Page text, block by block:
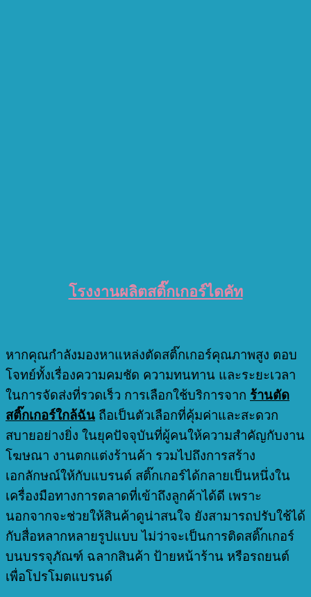
โรงงานผลิตสติ๊กเกอร์ไดคัท
หากคุณกำลังมองหาแหล่งตัดสติ๊กเกอร์คุณภาพสูง ตอบ
โจทย์ทั้งเรื่องความคมชัด ความทนทาน และระยะเวลา
ในการจัดส่งที่รวดเร็ว การเลือกใช้บริการจาก ร้านตัด
สติ๊กเกอร์ใกล้ฉัน ถือเป็นตัวเลือกที่คุ้มค่าและสะดวก
สบายอย่างยิ่ง ในยุคปัจจุบันที่ผู้คนให้ความสำคัญกับงาน
โฆษณา งานตกแต่งร้านค้า รวมไปถึงการสร้าง
เอกลักษณ์ให้กับแบรนด์ สติ๊กเกอร์ได้กลายเป็นหนึ่งใน
เครื่องมือทางการตลาดที่เข้าถึงลูกค้าได้ดี เพราะ
นอกจากจะช่วยให้สินค้าดูน่าสนใจ ยังสามารถปรับใช้ได้
กับสื่อหลากหลายรูปแบบ ไม่ว่าจะเป็นการติดสติ๊กเกอร์
บนบรรจุภัณฑ์ ฉลากสินค้า ป้ายหน้าร้าน หรือรถยนต์
เพื่อโปรโมตแบรนด์